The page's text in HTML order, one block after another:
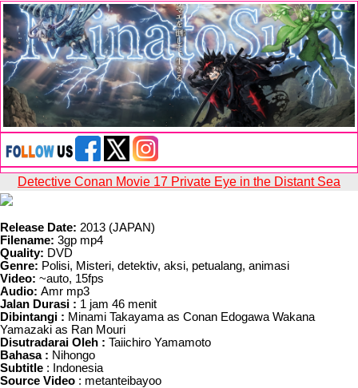
Detective Conan Movie 17 Private Eye in the Distant Sea
Release Date: 2013 (JAPAN)
Filename: 3gp mp4
Quality: DVD
Genre: Polisi, Misteri, detektiv, aksi, petualang, animasi
Video: ~auto, 15fps
Audio: Amr mp3
Jalan Durasi : 1 jam 46 menit
Dibintangi : Minami Takayama as Conan Edogawa Wakana
Yamazaki as Ran Mouri
Disutradarai Oleh : Taiichiro Yamamoto
Bahasa : Nihongo
Subtitle : Indonesia
Source Video : metanteibayoo